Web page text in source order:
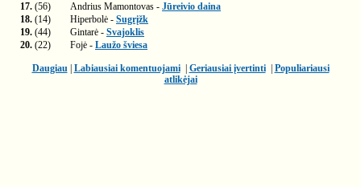
17. (56) Andrius Mamontovas - Jūreivio daina
18. (14) Hiperbolė - Sugrįžk
19. (44) Gintarė - Svajoklis
20. (22) Fojė - Laužo šviesa
Daugiau| Labiausiai komentuojami| Geriausiai įvertinti| Populiariausi
atlikėjai